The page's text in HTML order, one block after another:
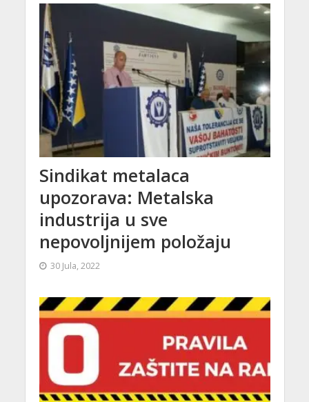
Sindikat metalaca
upozorava: Metalska
industrija u sve
nepovoljnijem položaju
30 Jula, 2022